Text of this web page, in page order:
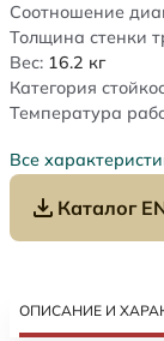
Соотношение
Толщина стенки
Вес: 16.2 кг
Категория
Температура
Все
Каталог
ОПИСАНИЕ И